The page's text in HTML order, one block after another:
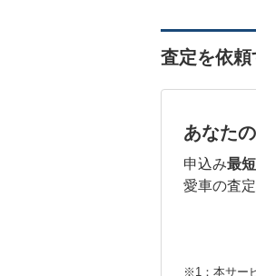
査定を依頼
あなた
申込み最
愛車の査
※1：本サー